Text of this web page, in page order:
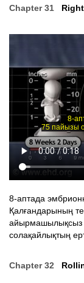
Chapter 31
8-аптада
Қалғандарының
айырмашылықсыз
солақайлықтың
Chapter 32